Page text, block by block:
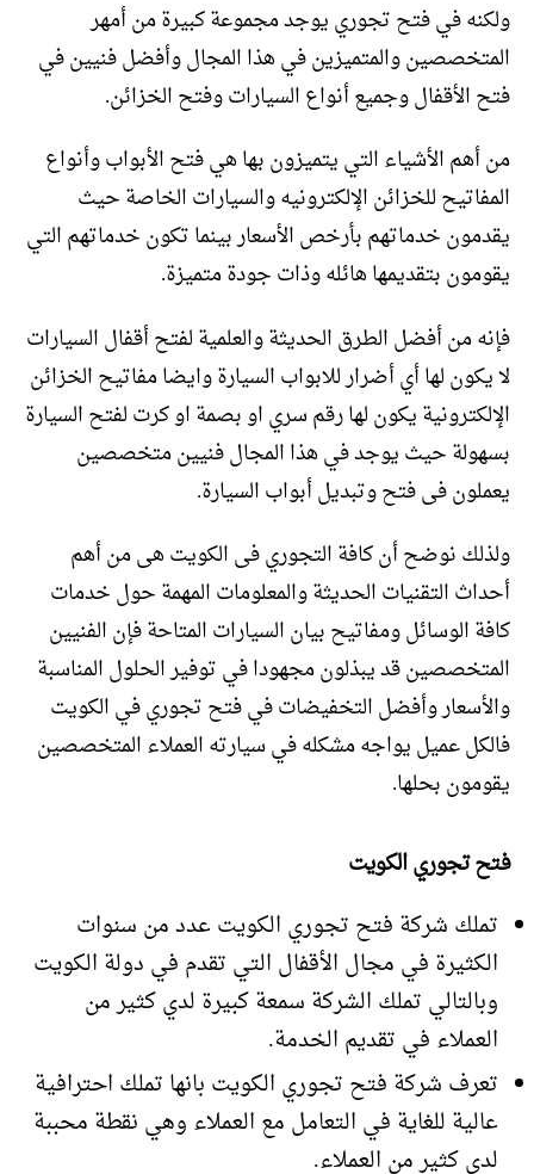
ولكنه في فتح تجوري يوجد مجموعة كبيرة من أمهر
المتخصصين والمتميزين في هذا المجال وأفضل فنيين في
فتح الأقفال وجميع أنواع السيارات وفتح الخزائن.
من أهم الأشياء التي يتميزون بها هي فتح الأبواب وأنواع
المفاتيح للخزائن الإلكترونيه والسيارات الخاصة حيث
يقدمون خدماتهم بأرخص الأسعار بينما تكون خدماتهم التي
يقومون بتقديمها هائله وذات جودة متميزة.
فإنه من أفضل الطرق الحديثة والعلمية لفتح أقفال السيارات
لا يكون لها أي أضرار للابواب السيارة وايضا مفاتيح الخزائن
الإلكترونية يكون لها رقم سري او بصمة او كرت لفتح السيارة
بسهولة حيث يوجد في هذا المجال فنيين متخصصين
يعملون فى فتح وتبديل أبواب السيارة.
ولذلك نوضح أن كافة التجوري فى الكويت هى من أهم
أحداث التقنيات الحديثة والمعلومات المهمة حول خدمات
كافة الوسائل ومفاتيح بيان السيارات المتاحة فإن الفنيين
المتخصصين قد يبذلون مجهودا في توفير الحلول المناسبة
والأسعار وأفضل التخفيضات في فتح تجوري في الكويت
فالكل عميل يواجه مشكله في سيارته العملاء المتخصصين
يقومون بحلها.
فتح تجوري الكويت
تملك شركة فتح تجوري الكويت عدد من سنوات
الكثيرة في مجال الأقفال التي تقدم في دولة الكويت
وبالتالي تملك الشركة سمعة كبيرة لدي كثير من
العملاء في تقديم الخدمة.
تعرف شركة فتح تجوري الكويت بانها تملك احترافية
عالية للغاية في التعامل مع العملاء وهي نقطة محببة
لدي كثير من العملاء.